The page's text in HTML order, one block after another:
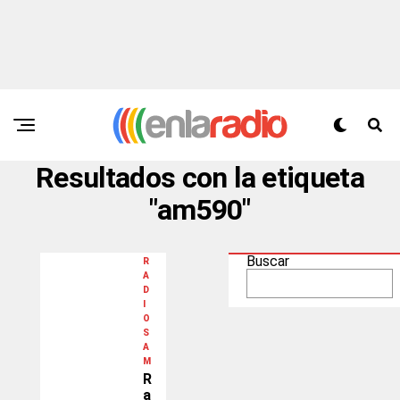
Resultados con la etiqueta
"am590"
R
A
D
O
S
A
M
R
a
Buscar